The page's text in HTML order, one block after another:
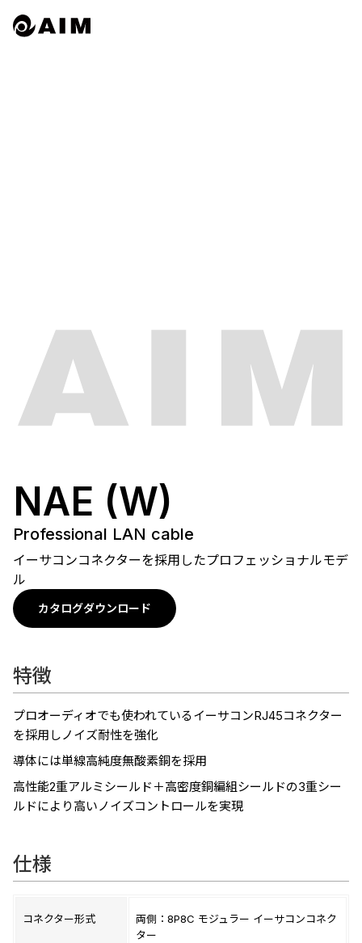
NAE (W)
Professional LAN cable
イーサコンコネクターを採用したプロフェッショナルモデ
ル
カタログダウンロード
特徴
プロオーディオでも使われているイーサコンRJ45コネクター
を採用しノイズ耐性を強化
導体には単線高純度無酸素銅を採用
高性能2重アルミシールド＋高密度銅編組シールドの3重シー
ルドにより高いノイズコントロールを実現
仕様
コネクター形式
両側：8P8C モジュラー イーサコンコネク
ター